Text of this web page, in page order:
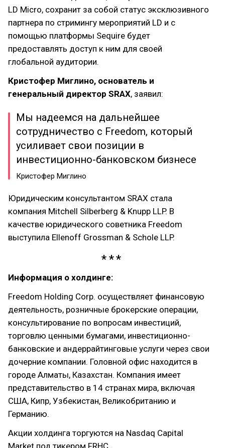
LD Micro, сохранит за собой статус эксклюзивного
партнера по стримингу мероприятий LD и с
помощью платформы Sequire будет
предоставлять доступ к ним для своей
глобальной аудитории.
Кристофер Миглино, основатель и
генеральный директор SRAX, заявил:
Мы надеемся на дальнейшее
сотрудничество с Freedom, который
усиливает свои позиции в
инвестиционно-банковском бизнесе
Кристофер Миглино
Юридическим консультантом SRAX стала
компания Mitchell Silberberg & Knupp LLP. В
качестве юридического советника Freedom
выступила Ellenoff Grossman & Schole LLP.
Информация о холдинге:
Freedom Holding Corp. осуществляет финансовую
деятельность, розничные брокерские операции,
консультирование по вопросам инвестиций,
торговлю ценными бумагами, инвестиционно-
банковские и андеррайтинговые услуги через свои
дочерние компании. Головной офис находится в
городе Алматы, Казахстан. Компания имеет
представительство в 14 странах мира, включая
США, Кипр, Узбекистан, Великобританию и
Германию.
Акции холдинга торгуются на Nasdaq Capital
Market под тикером FRHC.